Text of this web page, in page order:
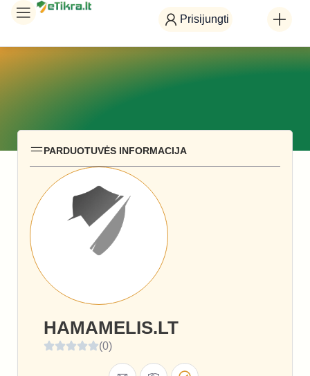
Prisijungti
PARDUOTUVĖS INFORMACIJA
HAMAMELIS.LT
(0)